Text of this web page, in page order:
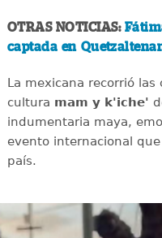
OTRAS NOTICIAS:
captada en
La mexicana recorrió las
cultura mam y k'iche'
indumentaria maya,
evento internacional
país.